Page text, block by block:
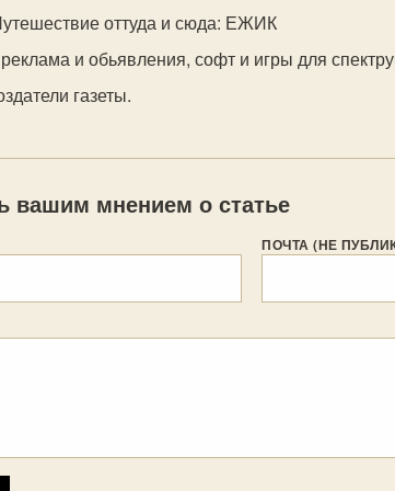
оттуда и сюда: ЕЖИК
и обьявления, софт и игры для
газеты.
вашим мнением о статье
ПОЧТА (НЕ